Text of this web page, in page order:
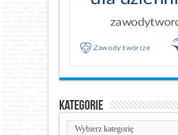
Kategorie
Kategorie